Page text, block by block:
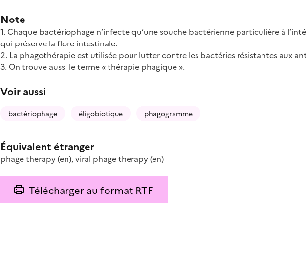
Note
1. Chaque bactériophage n’infecte qu’une souche bactérienne particulière à
qui préserve la flore intestinale.
2. La phagothérapie est utilisée pour lutter contre les bactéries résistantes aux
3. On trouve aussi le terme « thérapie phagique ».
Voir aussi
bactériophage éligobiotique phagogramme
Équivalent étranger
phage therapy(en),viral phage therapy(en)
Télécharger au format RTF